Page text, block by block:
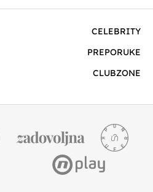
CELEBRITY
PREPORUKE
CLUBZONE